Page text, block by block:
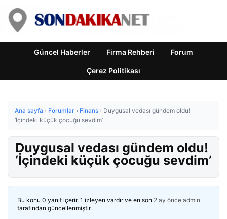
Güncel Haberler Firma Rehberi Forum
Çerez Politikası
Ana sayfa › Forumlar › Finans › Duygusal vedası gündem oldu!
‘İçindeki küçük çocuğu sevdim’
Duygusal vedası gündem oldu!
‘İçindeki küçük çocuğu sevdim’
Bu konu 0 yanıt içerir, 1 izleyen vardır ve en son 2 ay önce admin
tarafından güncellenmiştir.